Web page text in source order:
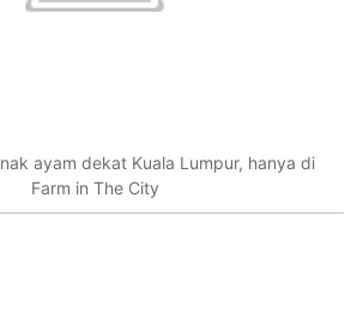
ayam dekat Kuala Lumpur, hanya di
Farm in The City